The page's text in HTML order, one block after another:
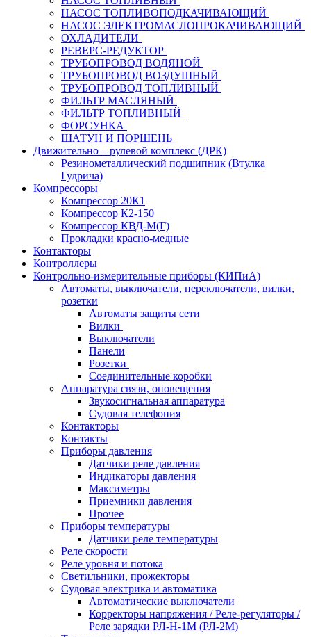
НАСОС ТОПЛИВОПОДКАЧИВАЮЩИЙ
НАСОС ЭЛЕКТРОМАСЛОПРОКАЧИВАЮЩИЙ
ОХЛАДИТЕЛИ
РЕВЕРС-РЕДУКТОР
ТРУБОПРОВОД ВОДЯНОЙ
ТРУБОПРОВОД ВОЗДУШНЫЙ
ТРУБОПРОВОД ТОПЛИВНЫЙ
ФИЛЬТР МАСЛЯНЫЙ
ФИЛЬТР ТОПЛИВНЫЙ
ФОРСУНКА
ШАТУН И ПОРШЕНЬ
Движительно – рулевой комплекс (ДРК)
Резинометаллический подшипник (Втулка
Гудрича)
Компрессоры
Компрессор 20К1
Компрессор К2-150
Компрессор КВД-М(Г)
Прокладки красно-медные
Контакторы
Контроллеры
Контрольно-измерительные приборы (КИПиА)
Автоматы, выключатели, переключатели, вилки,
розетки
Автоматы защиты сети
Вилки
Выключатели
Панели
Розетки
Соединительные коробки
Аппаратура связи, оповещения
Звукосигнальная аппаратура
Судовая телефония
Контакторы
Контакты
Приборы давления
Датчики реле давления
Индикаторы давления
Максиметры
Приемники давления
Прочее
Приборы температуры
Датчики реле температуры
Реле скорости
Реле уровня и потока
Светильники, прожекторы
Судовая электрика и автоматика
Автоматические выключатели
Корректоры напряжения / Реле-регуляторы /
Реле зарядки РЛ-Н-1М (РЛ-2М)